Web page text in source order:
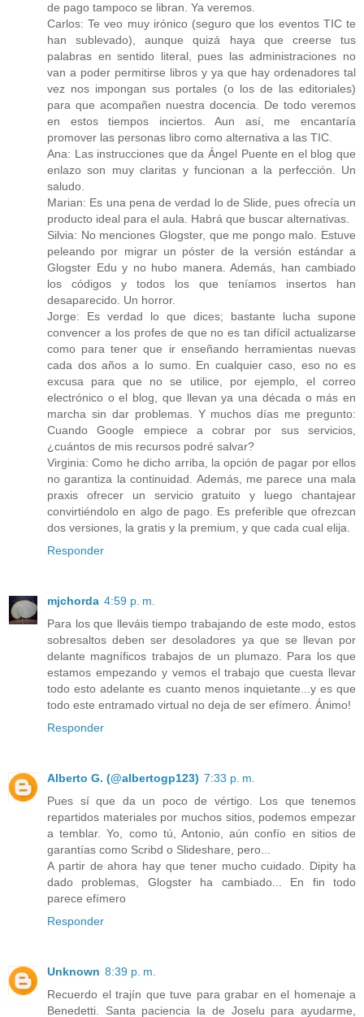
de pago tampoco se libran. Ya veremos.
Carlos: Te veo muy irónico (seguro que los eventos TIC te
han sublevado), aunque quizá haya que creerse tus
palabras en sentido literal, pues las administraciones no
van a poder permitirse libros y ya que hay ordenadores tal
vez nos impongan sus portales (o los de las editoriales)
para que acompañen nuestra docencia. De todo veremos
en estos tiempos inciertos. Aun así, me encantaría
promover las personas libro como alternativa a las TIC.
Ana: Las instrucciones que da Ángel Puente en el blog que
enlazo son muy claritas y funcionan a la perfección. Un
saludo.
Marian: Es una pena de verdad lo de Slide, pues ofrecía un
producto ideal para el aula. Habrá que buscar alternativas.
Silvia: No menciones Glogster, que me pongo malo. Estuve
peleando por migrar un póster de la versión estándar a
Glogster Edu y no hubo manera. Además, han cambiado
los códigos y todos los que teníamos insertos han
desaparecido. Un horror.
Jorge: Es verdad lo que dices; bastante lucha supone
convencer a los profes de que no es tan difícil actualizarse
como para tener que ir enseñando herramientas nuevas
cada dos años a lo sumo. En cualquier caso, eso no es
excusa para que no se utilice, por ejemplo, el correo
electrónico o el blog, que llevan ya una década o más en
marcha sin dar problemas. Y muchos días me pregunto:
Cuando Google empiece a cobrar por sus servicios,
¿cuántos de mis recursos podré salvar?
Virginia: Como he dicho arriba, la opción de pagar por ellos
no garantiza la continuidad. Además, me parece una mala
praxis ofrecer un servicio gratuito y luego chantajear
convirtiéndolo en algo de pago. Es preferible que ofrezcan
dos versiones, la gratis y la premium, y que cada cual elija.
Responder
mjchorda 4:59 p. m.
Para los que lleváis tiempo trabajando de este modo, estos
sobresaltos deben ser desoladores ya que se llevan por
delante magníficos trabajos de un plumazo. Para los que
estamos empezando y vemos el trabajo que cuesta llevar
todo esto adelante es cuanto menos inquietante...y es que
todo este entramado virtual no deja de ser efímero. Ánimo!
Responder
Alberto G. (@albertogp123) 7:33 p. m.
Pues sí que da un poco de vértigo. Los que tenemos
repartidos materiales por muchos sitios, podemos empezar
a temblar. Yo, como tú, Antonio, aún confío en sitios de
garantías como Scribd o Slideshare, pero...
A partir de ahora hay que tener mucho cuidado. Dipity ha
dado problemas, Glogster ha cambiado... En fin todo
parece efímero
Responder
Unknown 8:39 p. m.
Recuerdo el trajín que tuve para grabar en el homenaje a
Benedetti. Santa paciencia la de Joselu para ayudarme,